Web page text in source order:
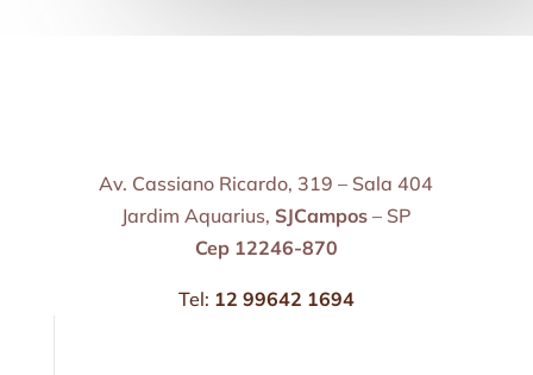
Av. Cassiano Ricardo, 319 – Sala 404
Jardim Aquarius, SJCampos – SP
Cep 12246-870
Tel: 12 99642 1694